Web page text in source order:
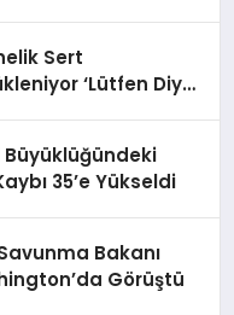
Sert
‘Lütfen Diye
Büyüklüğündeki
35’e Yükseldi
Bakanı
Görüştü